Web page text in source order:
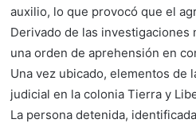
auxilio, lo que provocó que el
Derivado de las investigaciones
una orden de aprehensión en
Una vez ubicado, elementos de
judicial en la colonia Tierra y
La persona detenida,